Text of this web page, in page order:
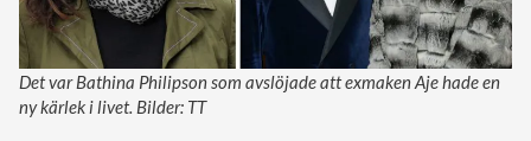
Det var Bathina Philipson som avslöjade att exmaken Aje hade en
ny kärlek i livet. Bilder: TT